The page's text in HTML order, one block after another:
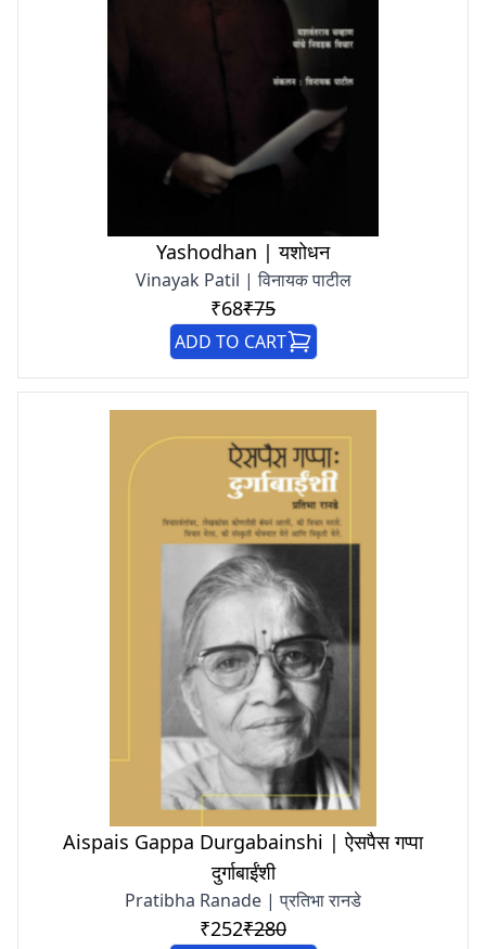
Yashodhan | यशोधन
Vinayak Patil | विनायक पाटील
₹68₹75
ADD TO CART
Aispais Gappa Durgabainshi | ऐसपैस गप्पा
दुर्गाबाईंशी
Pratibha Ranade | प्रतिभा रानडे
₹252₹280